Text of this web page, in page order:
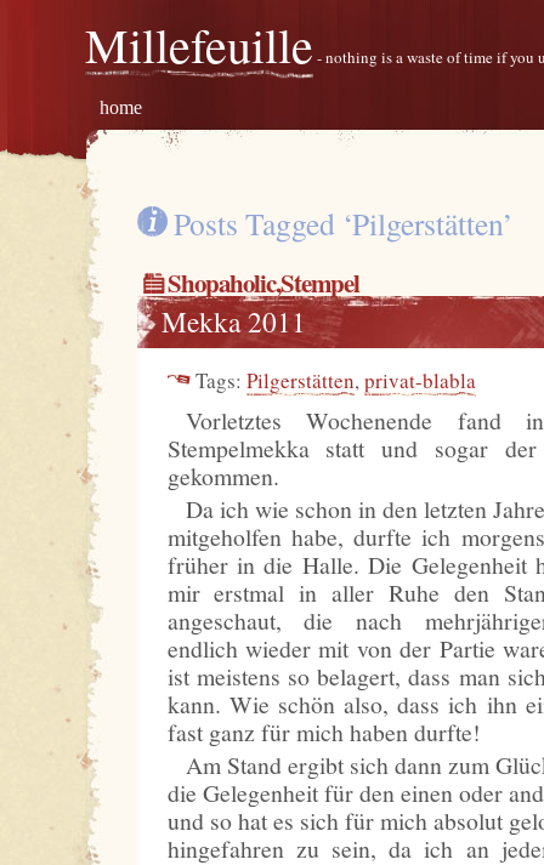
Millefeuille - nothing is a waste of time if you
home
Posts Tagged ‘Pilgerstätten’
Shopaholic,Stempel
Mekka 2011
Tags: Pilgerstätten, privat-blabla
Vorletztes Wochenende fand
Stempelmekka statt und sogar
gekommen.
Da ich wie schon in den letzten
mitgeholfen habe, durfte ich
früher in die Halle. Die Gelegenheit
mir erstmal in aller Ruhe den
angeschaut, die nach
endlich wieder mit von der Partie
ist meistens so belagert, dass man
kann. Wie schön also, dass ich ihn
fast ganz für mich haben durfte!
Am Stand ergibt sich dann zum
die Gelegenheit für den einen oder
und so hat es sich für mich absolut
hingefahren zu sein, da ich an